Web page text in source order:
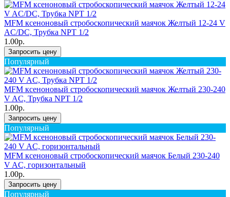
MFM ксеноновый стробоскопический маячок Желтый 12-24 V
AC/DC, Трубка NPT 1/2
1.00р.
Запросить цену
Популярный
MFM ксеноновый стробоскопический маячок Желтый 230-240
V AC, Трубка NPT 1/2
1.00р.
Запросить цену
Популярный
MFM ксеноновый стробоскопический маячок Белый 230-240
V AC, горизонтальный
1.00р.
Запросить цену
Популярный